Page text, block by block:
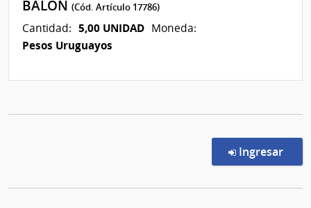
BALON(Cód. Artículo 17786)
Cantidad: 5,00 UNIDAD Moneda:
Pesos Uruguayos
Ingresar